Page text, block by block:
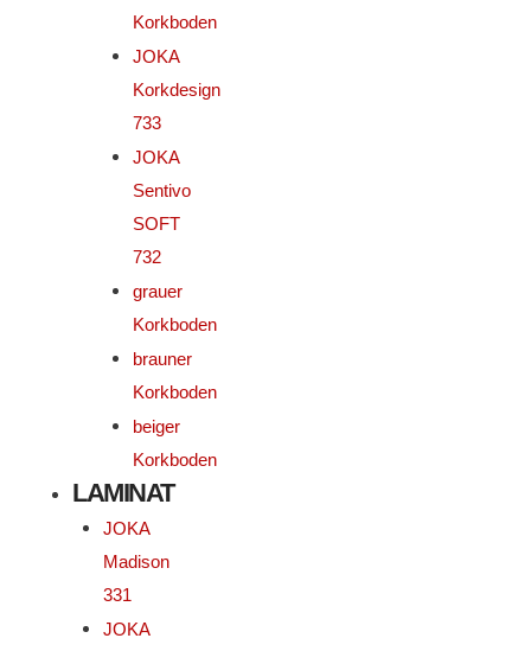
Korkboden
JOKA
Korkdesign
733
JOKA
Sentivo
SOFT
732
grauer
Korkboden
brauner
Korkboden
beiger
Korkboden
LAMINAT
JOKA
Madison
331
JOKA